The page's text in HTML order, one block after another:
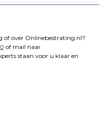
of over Onlinebestrating.nl?
of mail naar
staan voor u klaar en